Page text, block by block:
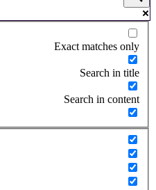
Exact matches only
Search in title
Search in content